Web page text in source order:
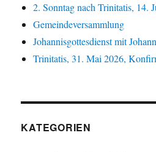
2. Sonntag nach Trinitatis, 14.
Gemeindeversammlung
Johannisgottesdienst mit
Trinitatis, 31. Mai 2026,
KATEGORIEN